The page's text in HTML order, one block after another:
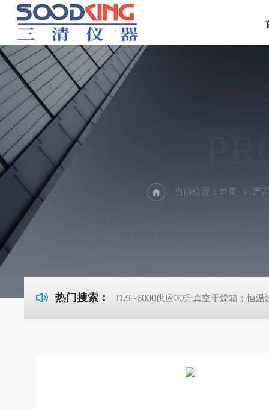
当前位置： 首页 产
热门搜索： DZF-6030供应30升真空干燥箱；恒